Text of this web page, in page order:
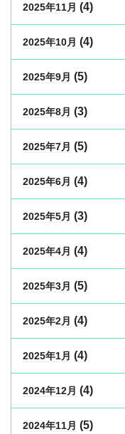
2025年11月 (4)
2025年10月 (4)
2025年9月 (5)
2025年8月 (3)
2025年7月 (5)
2025年6月 (4)
2025年5月 (3)
2025年4月 (4)
2025年3月 (5)
2025年2月 (4)
2025年1月 (4)
2024年12月 (4)
2024年11月 (5)